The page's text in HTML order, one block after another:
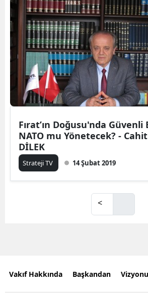
Fırat’ın Doğusu'nda Güvenli
NATO mu Yönetecek? -
DİLEK
Strateji TV 14 Şubat 2019
<
Vakıf Hakkında Başkandan